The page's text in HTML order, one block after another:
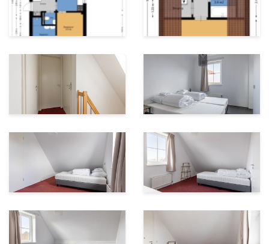
het kanaal, met eigen steiger, is deze woning zeer
geliefd bij rustzoekers, vaarliefhebbers en visfanaten!
Vlagtwedde heeft alles wat men nodig heeft. Er is een
grote supermarkt, er zijn verschillende kleinere winkels
en gezellige eetgelegenheden. Het gebied Westerwolde
is uitermate geschikt voor het toerisme. Zo ligt
Bourtange op steenworp afstand, zijn er mooie fiets-
en wandelroutes te volgen en vele oudheden te
bekijken. Op het park, bij de receptie, maar zeker ook
de makelaar kan u hier alles over vertellen.
Kortom; op het park is genoeg vertier, maar zeker ook
in de omgeving.